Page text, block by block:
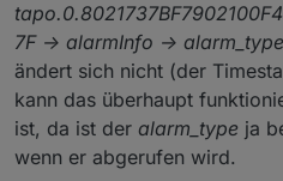
7F -> alarmInfo -> alarm_type
ändert sich nicht (der
kann das überhaupt
ist, da ist der alarm_type ja
wenn er abgerufen wird.